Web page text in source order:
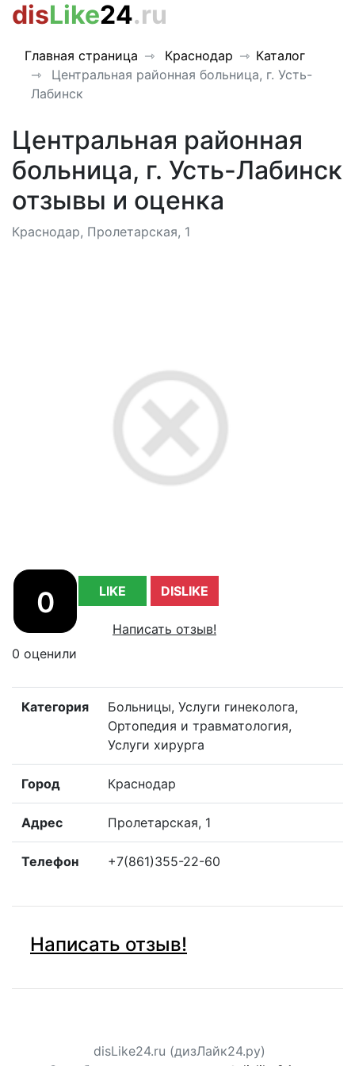
disLike24.ru
Главная страница Краснодар
Каталог
Центральная районная больница, г. Усть-
Лабинск
Центральная районная
больница, г. Усть-Лабинск
отзывы и оценка
Краснодар, Пролетарская, 1
0 LIKE DISLIKE
Написать отзыв!
0 оценили
Категория
Больницы, Услуги гинеколога,
Ортопедия и травматология,
Услуги хирурга
Город Краснодар
Адрес Пролетарская, 1
Телефон +7(861)355-22-60
Написать отзыв!
disLike24.ru (дизЛайк24.ру)